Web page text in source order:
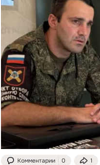
Комментарии 0 1